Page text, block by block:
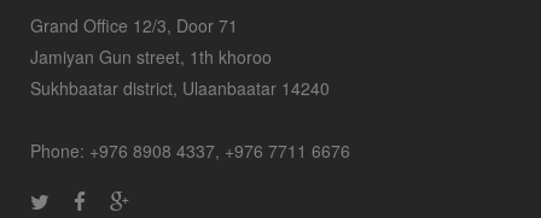
Grand Office 12/3, Door 71
Jamiyan Gun street, 1th khoroo
Sukhbaatar district, Ulaanbaatar 14240
Phone: +976 8908 4337, +976 7711 6676